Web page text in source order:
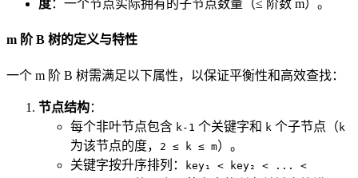
度：一个节点实际拥有的子节点数量（≤ 阶数 m）。
m 阶 B 树的定义与特性
一个 m 阶 B 树需满足以下属性，以保证平衡性和高效查找：
节点结构：
每个非叶节点包含 k-1 个关键字和 k 个子节点（ k
为该节点的度， 2 ≤ k ≤ m）。
关键字按升序排列：
key₁ < key₂ < ... <